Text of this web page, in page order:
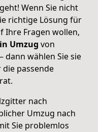
Wenn Sie nicht
richtige Lösung für
Ihre Fragen wollen,
Umzug von
dann wählen Sie sie
passende
nach
Umzug nach
Sie problemlos